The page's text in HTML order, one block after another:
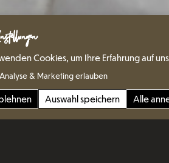
Cookies, um Ihre Erfahrung auf
Analyse & Marketing erlauben
Auswahl speichern Alle